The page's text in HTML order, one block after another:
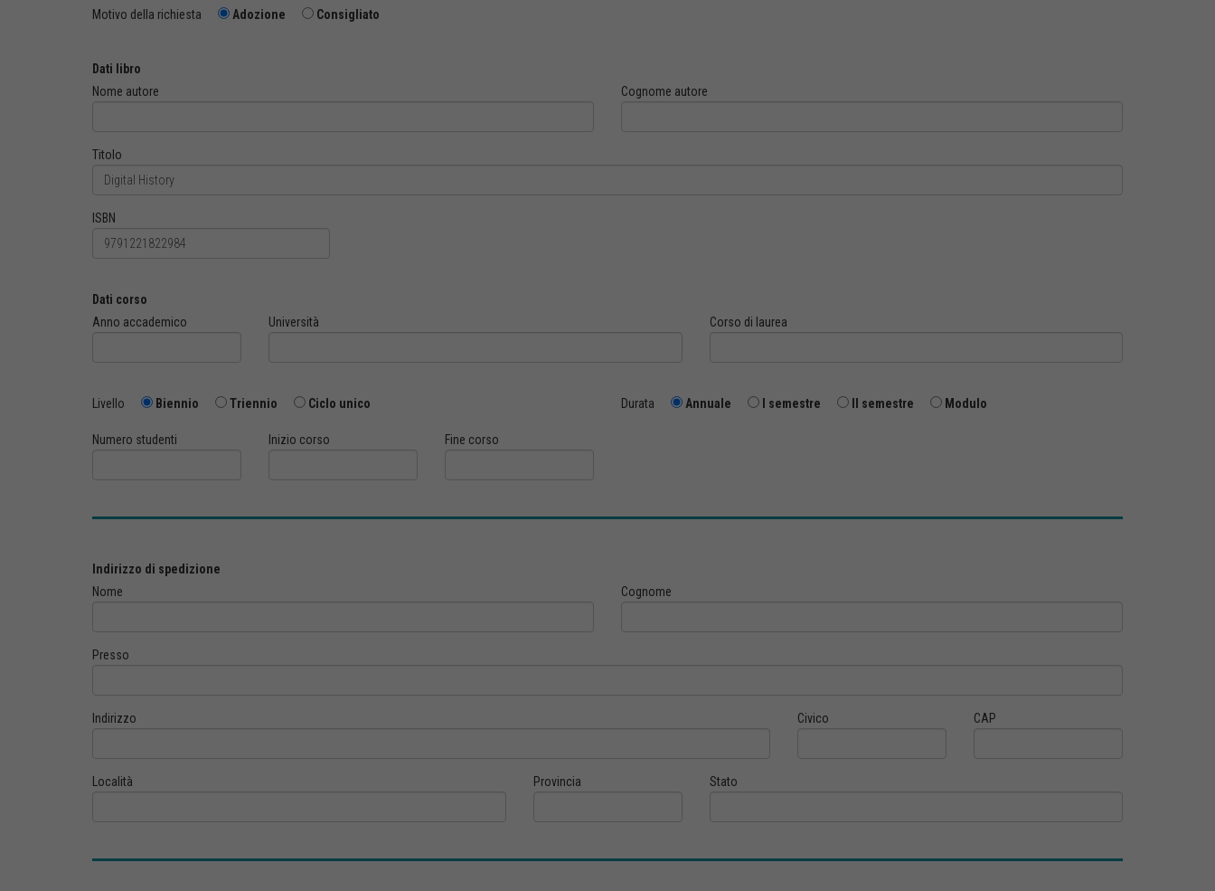
Motivo della richiesta Adozione Consigliato
Dati libro
Nome autore
Cognome autore
Titolo
ISBN
Dati corso
Anno accademico
Università Corso di laurea
Livello Biennio Triennio Ciclo unico Durata Annuale I semestre II semestre Modulo
Numero studenti Inizio corso Fine corso
Indirizzo di spedizione
Nome
Cognome
Presso
Indirizzo Civico CAP
Località Provincia Stato